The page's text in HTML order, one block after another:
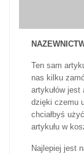
Ten sam
nas kilku
artykułów
dzięki czemu
chciałbyś
artykułu w
Najlepiej jest